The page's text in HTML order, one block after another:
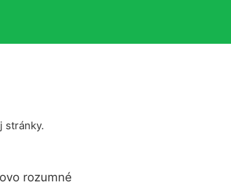
stránky.
rozumné